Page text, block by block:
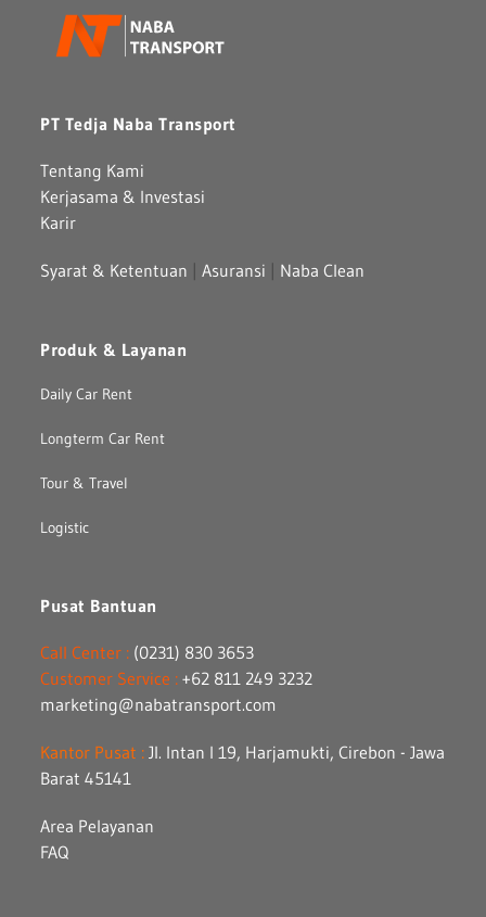
PT Tedja Naba Transport
Tentang Kami
Kerjasama & Investasi
Karir
Syarat & Ketentuan |Asuransi | Naba Clean
Produk & Layanan
Daily Car Rent
Longterm Car Rent
Tour & Travel
Logistic
Pusat Bantuan
Call Center : (0231) 830 3653
Customer Service : +62 811 249 3232
marketing@nabatransport.com
Kantor Pusat : Jl. Intan I 19, Harjamukti, Cirebon - Jawa
Barat 45141
Area Pelayanan
FAQ